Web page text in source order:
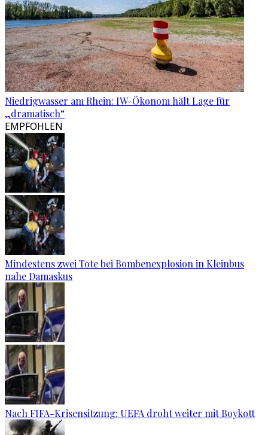
Niedrigwasser am Rhein: IW-Ökonom hält Lage für
„dramatisch“
EMPFOHLEN
Mindestens zwei Tote bei Bombenexplosion in Kleinbus
nahe Damaskus
Nach FIFA-Krisensitzung: UEFA droht weiter mit Boykott